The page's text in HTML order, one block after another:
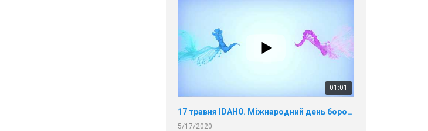
01:01
17 травня IDAHO. Міжнародний день боротьби з гомофобією трансфобією і біфобія.
5/17/2020